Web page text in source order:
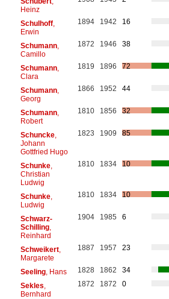
Heinz
Schulhoff,
Erwin
1894 1942 16
Schumann,
Camillo
1872 1946 38
Schumann,
Clara
1819 1896 72
Schumann,
Georg
1866 1952 44
Schumann,
Robert
1810 1856 32
Schuncke,
Johann
Gottfried Hugo
1823 1909 85
Schunke,
Christian
Ludwig
1810 1834 10
Schunke,
Ludwig
1810 1834 10
Schwarz-
Schilling,
Reinhard
1904 1985 6
Schweikert,
Margarete
1887 1957 23
Seeling, Hans 1828 1862
34
Sekles
Bernhard
1872 1872 0